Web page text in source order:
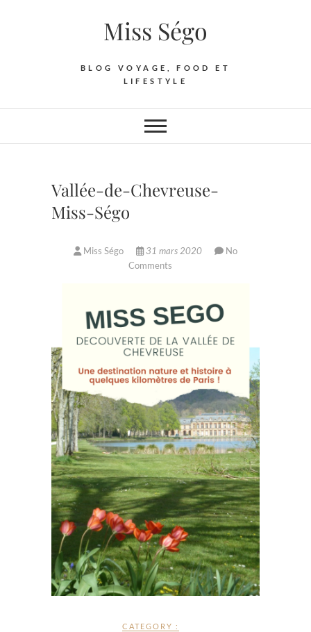
Miss Ségo
BLOG VOYAGE, FOOD ET
LIFESTYLE
Vallée-de-Chevreuse-
Miss-Ségo
Miss Ségo 31 mars 2020
No
Comments
CATEGORY :